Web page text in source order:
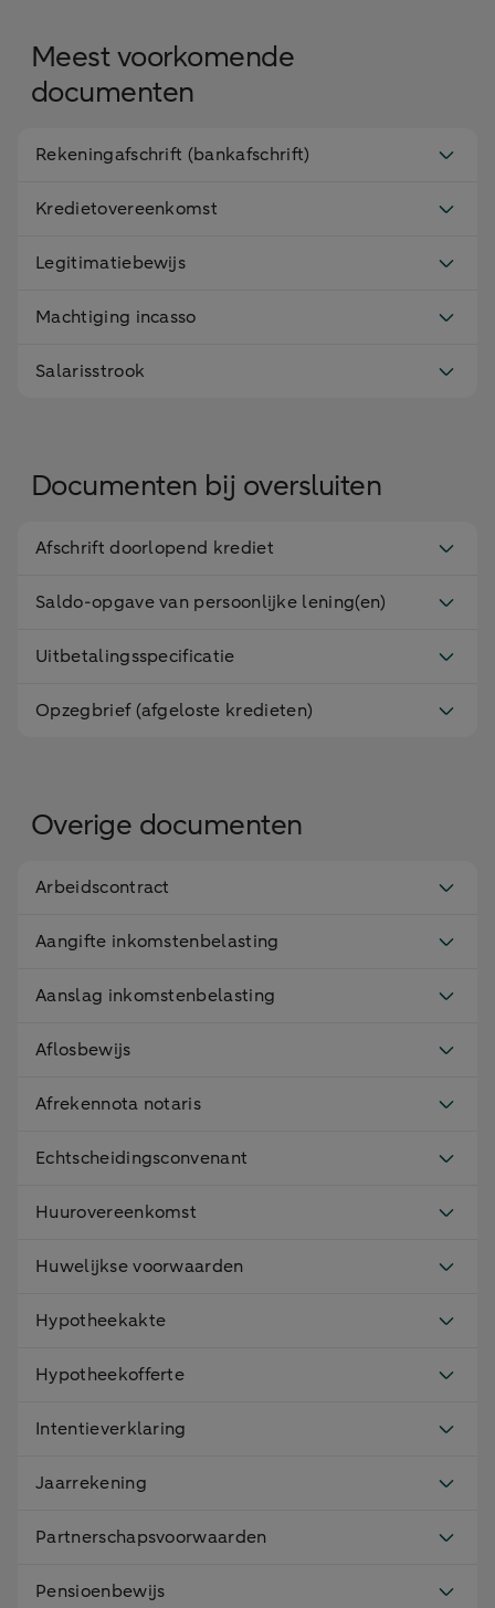
Meest voorkomende
documenten
Rekeningafschrift (bankafschrift)
Kredietovereenkomst
Legitimatiebewijs
Machtiging incasso
Salarisstrook
Documenten bij oversluiten
Afschrift doorlopend krediet
Saldo-opgave van persoonlijke lening(en)
Uitbetalingsspecificatie
Opzegbrief (afgeloste kredieten)
Overige documenten
Arbeidscontract
Aangifte inkomstenbelasting
Aanslag inkomstenbelasting
Aflosbewijs
Afrekennota notaris
Echtscheidingsconvenant
Huurovereenkomst
Huwelijkse voorwaarden
Hypotheekakte
Hypotheekofferte
Intentieverklaring
Jaarrekening
Partnerschapsvoorwaarden
Pensioenbewijs